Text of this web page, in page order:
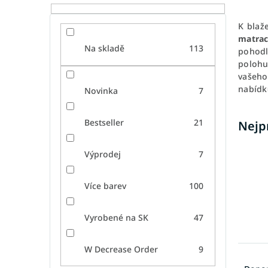
Na skladě 113
Novinka 7
Bestseller 21
Výprodej 7
Více barev 100
Vyrobené na SK 47
W Decrease Order 9
K